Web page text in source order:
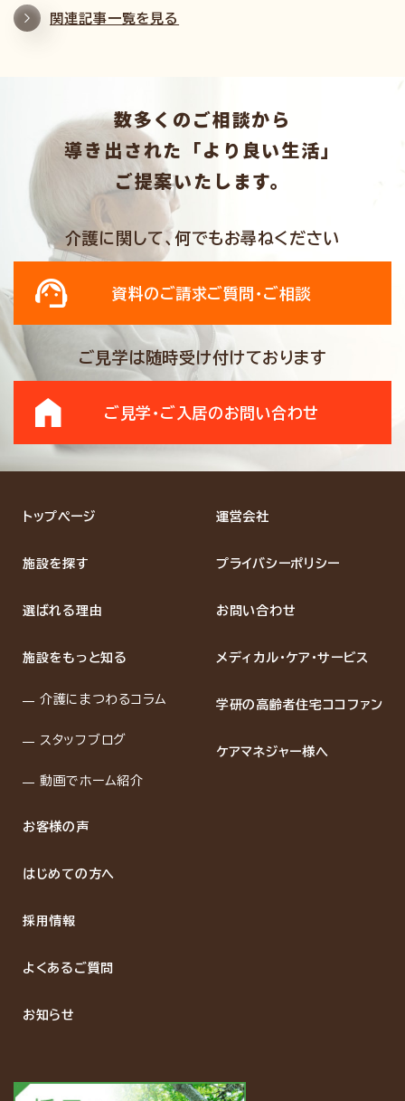
関連記事一覧を見る
数多くのご相談から
導き出された「より良い生活」
ご提案いたします。
介護に関して、何でもお尋ねください
資料のご請求ご質問・ご相談
ご見学は随時受け付けております
ご見学・ご入居のお問い合わせ
トップページ
施設を探す
選ばれる理由
施設をもっと知る
介護にまつわるコラム
スタッフブログ
動画でホーム紹介
お客様の声
はじめての方へ
採用情報
よくあるご質問
お知らせ
運営会社
プライバシーポリシー
お問い合わせ
メディカル・ケア・サービス
学研の高齢者住宅ココファン
ケアマネジャー様へ